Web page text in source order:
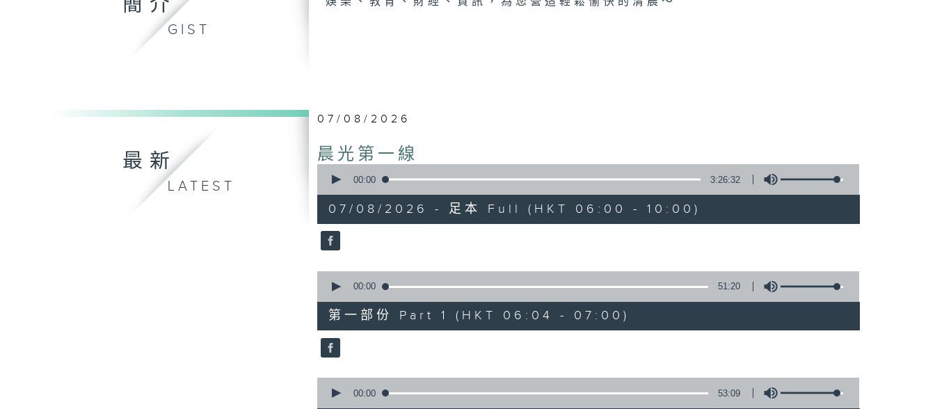
簡介
GIST
最新
LATEST
07/08/2026
晨光第一線
seconds
hours,
26
minutes,
32
90%
00:00 3:26:32
07/08/2026 - 足本 Full (HKT 06:00 - 10:00)
seconds
51
minutes,
20
seconds
90%
00:00 51:20
第一部份 Part 1 (HKT 06:04 - 07:00)
seconds
00:00 53:09